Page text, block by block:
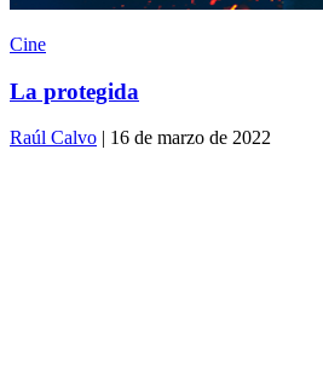
Cine
La protegida
Raúl Calvo | 16 de marzo de 2022